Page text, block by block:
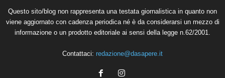
Questo sito/blog non rappresenta una testata giornalistica in quanto non
viene aggiornato con cadenza periodica né è da considerarsi un mezzo di
informazione o un prodotto editoriale ai sensi della legge n.62/2001.
Contattaci: redazione@dasapere.it